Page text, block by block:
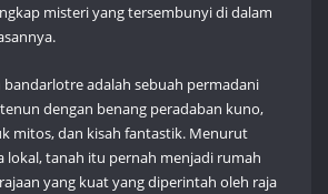
misteri yang tersembunyi di dalam
bandarlotre adalah sebuah permadani
dengan benang peradaban kuno,
mitos, dan kisah fantastik. Menurut
lokal, tanah itu pernah menjadi rumah
yang kuat yang diperintah oleh raja